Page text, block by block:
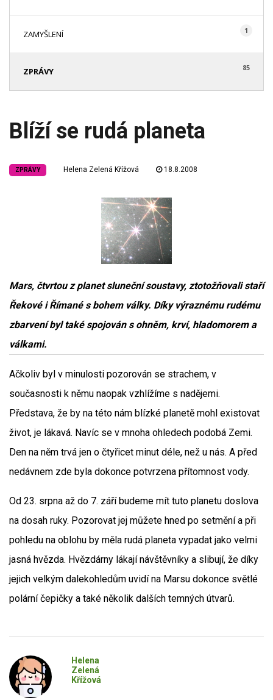
ZAMYŠLENÍ 1
ZPRÁVY 85
Blíží se rudá planeta
ZPRÁVY Helena Zelená Křížová 18.8.2008
Mars, čtvrtou z planet sluneční soustavy, ztotožňovali staří
Řekové i Římané s bohem války. Díky výraznému rudému
zbarvení byl také spojován s ohněm, krví, hladomorem a
válkami.
Ačkoliv byl v minulosti pozorován se strachem, v
současnosti k němu naopak vzhlížíme s nadějemi.
Představa, že by na této nám blízké planetě mohl existovat
život, je lákavá. Navíc se v mnoha ohledech podobá Zemi.
Den na něm trvá jen o čtyřicet minut déle, než u nás. A před
nedávnem zde byla dokonce potvrzena přítomnost vody.
Od 23. srpna až do 7. září budeme mít tuto planetu doslova
na dosah ruky. Pozorovat jej můžete hned po setmění a při
pohledu na oblohu by měla rudá planeta vypadat jako velmi
jasná hvězda. Hvězdárny lákají návštěvníky a slibují, že díky
jejich velkým dalekohledům uvidí na Marsu dokonce světlé
polární čepičky a také několik dalších temných útvarů.
Helena
Zelená
Křížová